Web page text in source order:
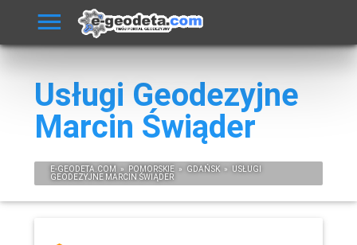
Usługi Geodezyjne
Marcin Świąder
E-GEODETA.COM » POMORSKIE » GDAŃSK » USŁUGI
GEODEZYJNE MARCIN ŚWIĄDER